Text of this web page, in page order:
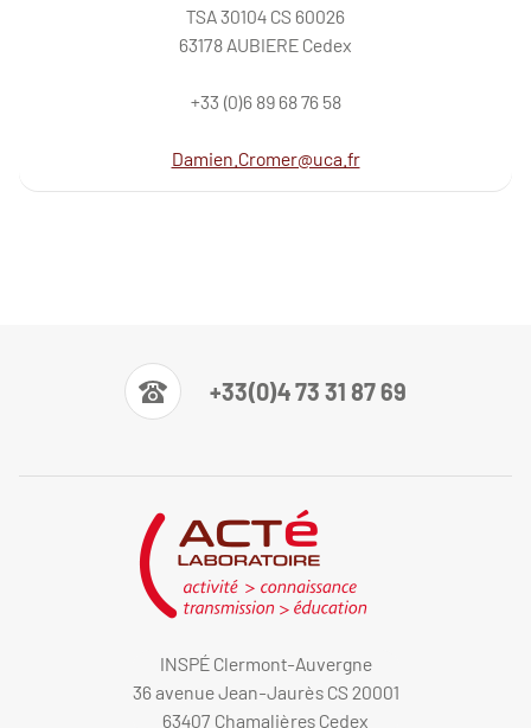
TSA 30104 CS 60026
63178 AUBIERE Cedex
+33 (0)6 89 68 76 58
Damien.Cromer@uca.fr
+33(0)4 73 31 87 69
INSPÉ Clermont-Auvergne
36 avenue Jean-Jaurès CS 20001
63407 Chamalières Cedex